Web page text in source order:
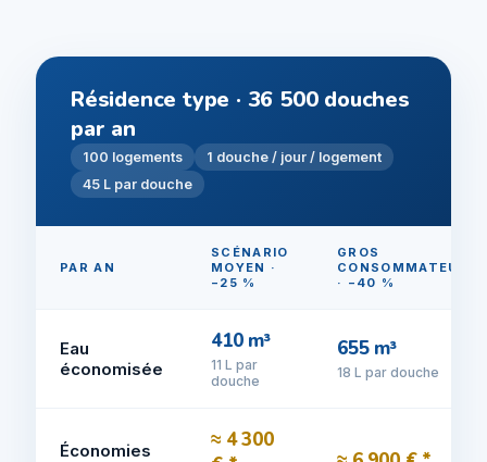
Résidence type · 36 500 douches
par an
100 logements
1 douche / jour / logement
45 L par douche
PAR AN
SCÉNARIO
MOYEN ·
−25 %
GROS
CONSOMMATEURS
· −40 %
Eau
économisée
410 m³
11 L par
douche
655 m³
18 L par douche
Économies
≈ 4 300